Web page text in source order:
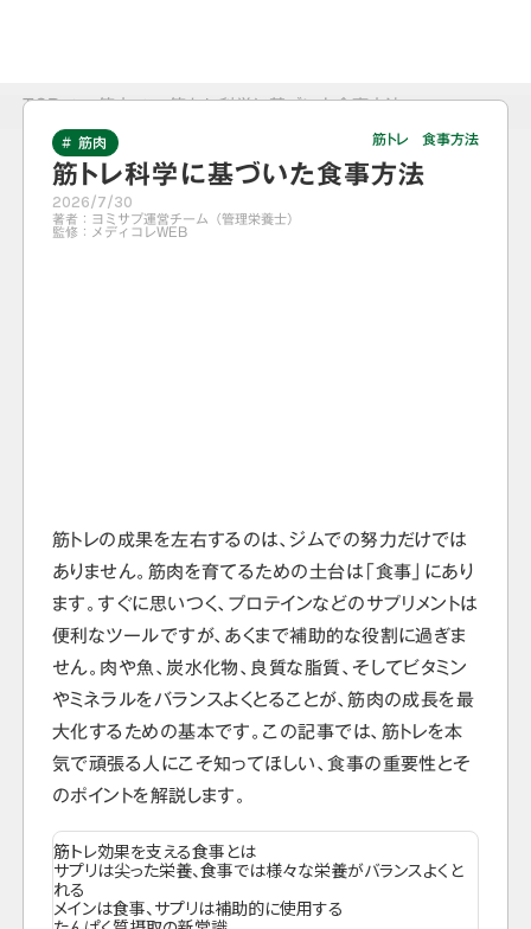
TOP > 筋肉 > 筋トレ科学に基づいた食事方法
# 筋肉 筋トレ 食事方法
筋トレ科学に基づいた食事方法
2026/7/30
著者： ヨミサプ運営チーム（管理栄養士）
監修： メディコレWEB
筋トレの成果を左右するのは、ジムでの努力だけでは
ありません。筋肉を育てるための土台は「食事」にあり
ます。すぐに思いつく、プロテインなどのサプリメントは
便利なツールですが、あくまで補助的な役割に過ぎま
せん。肉や魚、炭水化物、良質な脂質、そしてビタミン
やミネラルをバランスよくとることが、筋肉の成長を最
大化するための基本です。この記事では、筋トレを本
気で頑張る人にこそ知ってほしい、食事の重要性とそ
のポイントを解説します。
筋トレ効果を支える食事とは
サプリは尖った栄養、食事では様々な栄養がバランスよくと
れる
メインは食事、サプリは補助的に使用する